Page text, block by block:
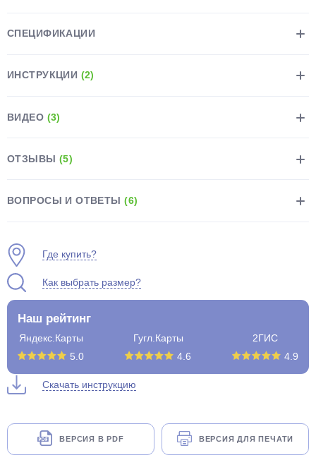
СПЕЦИФИКАЦИИ
ИНСТРУКЦИИ (2)
ВИДЕО (3)
ОТЗЫВЫ (5)
ВОПРОСЫ И ОТВЕТЫ(6)
Где купить?
Как выбрать размер?
Наш рейтинг
Яндекс.Карты
5.0
Гугл.Карты
4.6
2ГИС
4.9
Скачать инструкцию
ВЕРСИЯ В PDF ВЕРСИЯ ДЛЯ ПЕЧАТИ